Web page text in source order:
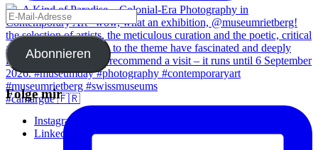
#camargue 🇫🇷
E-
Mail-
Adresse
Abonnieren
Folge mir
Instagram
Linkedin